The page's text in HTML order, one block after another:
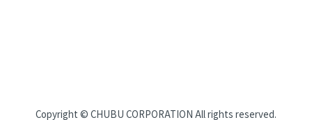
CHUBUについて
Copyright © CHUBU CORPORATION All rights reserved.